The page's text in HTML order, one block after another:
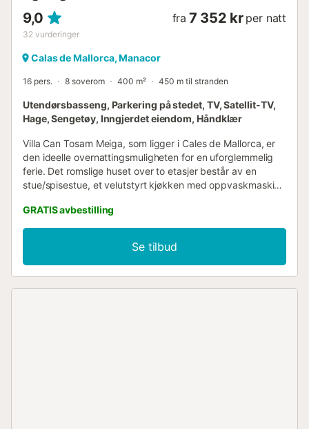
9,0
32 vurderinger
fra 7 352 kr per natt
Calas de Mallorca, Manacor
16 pers. 8 soverom 400 m² 450 m til stranden
Utendørsbasseng, Parkering på stedet, TV, Satellit-TV,
Hage, Sengetøy, Inngjerdet eiendom, Håndklær
Villa Can Tosam Meiga, som ligger i Cales de Mallorca, er
den ideelle overnattingsmuligheten for en uforglemmelig
ferie. Det romslige huset over to etasjer består av en
stue/spisestue, et velutstyrt kjøkken med oppvaskmaskin,
Ekstra fasiliteter inkluderer Wi-Fi, vifter og vaskemaskin.
Barneseng og barnestol er også tilgjengelig på forespørsel.
Ditt private uteområde kan skilte med en hage med
hengekøyer, terrasser (åpne og overbygde), en balkong
og et svømmebasseng. Her kan du spise utendørs med
GRATIS avbestilling
Se tilbud